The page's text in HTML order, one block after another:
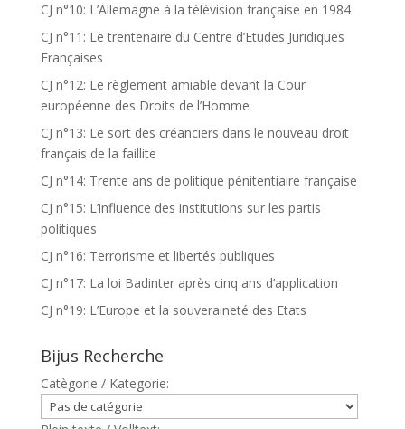
CJ n°10: L’Allemagne à la télévision française en 1984
CJ n°11: Le trentenaire du Centre d’Etudes Juridiques
Françaises
CJ n°12: Le règlement amiable devant la Cour
européenne des Droits de l’Homme
CJ n°13: Le sort des créanciers dans le nouveau droit
français de la faillite
CJ n°14: Trente ans de politique pénitentiaire française
CJ n°15: L’influence des institutions sur les partis
politiques
CJ n°16: Terrorisme et libertés publiques
CJ n°17: La loi Badinter après cinq ans d’application
CJ n°19: L’Europe et la souveraineté des Etats
Bijus Recherche
Catègorie / Kategorie: